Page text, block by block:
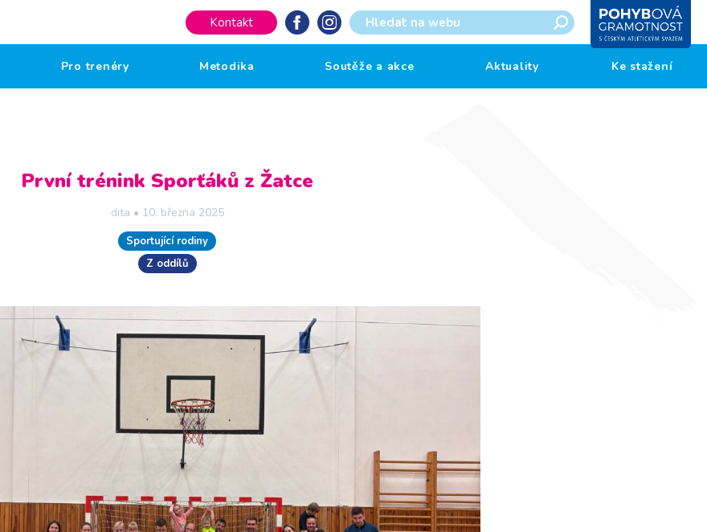
Kontakt
Pro trenéry Metodika Soutěže a akce Aktuality Ke stažení
První trénink Sporťáků z Žatce
dita • 10. března 2025
Sportující rodiny
Z oddílů